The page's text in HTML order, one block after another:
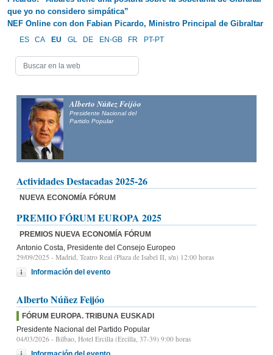
que yo no considero simpática”
NEF Online con don Fabian Picardo, Ministro Principal de Gibraltar
ES CA EU GL DE EN-GB FR PT-PT
Alberto Núñez Feijóo
Presidente Nacional del
Partido Popular
Actividades Destacadas 2025-26
NUEVA ECONOMÍA FÓRUM
PREMIO FÓRUM EUROPA 2025
PREMIOS NUEVA ECONOMÍA FÓRUM
Antonio Costa, Presidente del Consejo Europeo
29/09/2025 - Madrid, Teatro Real (Plaza de Isabel II, s/n) 12:00 horas
Información del evento
Alberto Núñez Feijóo
FÓRUM EUROPA. TRIBUNA EUSKADI
Presidente Nacional del Partido Popular
04/03/2026 - Bilbao, Hotel Ercilla (Ercilla, 37-39) 9:00 horas